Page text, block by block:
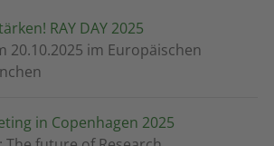
RAY DAY 2025
20.10.2025 im Europäischen
in Copenhagen 2025